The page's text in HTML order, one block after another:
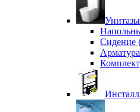
Унитазы
Сидение